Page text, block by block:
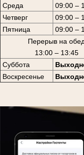
Среда
09:00 –
Четверг
09:00 –
Пятница
09:00 –
Перерыв на обед
13:00 – 13:45
Суббота
Воскресенье